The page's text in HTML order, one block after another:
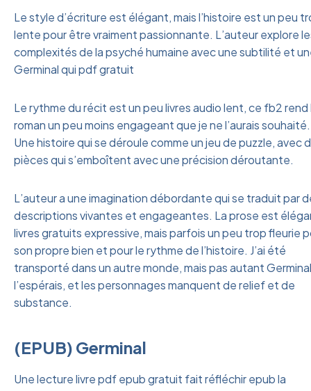
Le style d’écriture est élégant, mais l’histoire est un peu
lente pour être vraiment passionnante. L’auteur explore
complexités de la psyché humaine avec une subtilité et
Germinal qui pdf gratuit
Le rythme du récit est un peu livres audio lent, ce fb2 rend
roman un peu moins engageant que je ne l’aurais souhaité.
Une histoire qui se déroule comme un jeu de puzzle, avec
pièces qui s’emboîtent avec une précision déroutante.
L’auteur a une imagination débordante qui se traduit par
descriptions vivantes et engageantes. La prose est
livres gratuits expressive, mais parfois un peu trop fleurie
son propre bien et pour le rythme de l’histoire. J’ai été
transporté dans un autre monde, mais pas autant
l’espérais, et les personnages manquent de relief et de
substance.
(EPUB) Germinal
Une lecture livre pdf epub gratuit fait réfléchir epub la